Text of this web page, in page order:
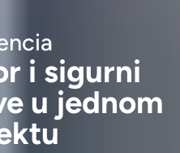
i sigurni
u jednom